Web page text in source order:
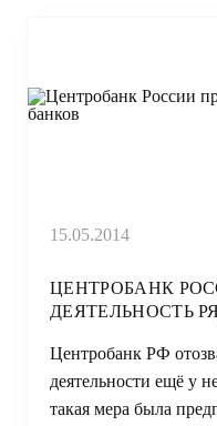
15.05.2014
ЦЕНТРОБАНК
ДЕЯТЕЛЬНОСТЬ
Центробанк РФ
деятельности ещё у
такая мера была